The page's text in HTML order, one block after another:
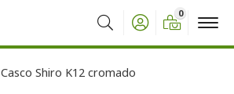
Buscar
0
Casco Shiro K12 cromado